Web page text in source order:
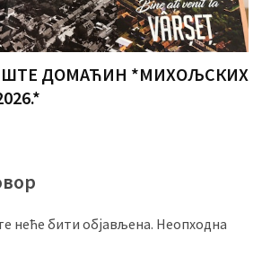
ДОМАЋИН *МИХОЉСКИХ
неће бити објављена. Неопходна